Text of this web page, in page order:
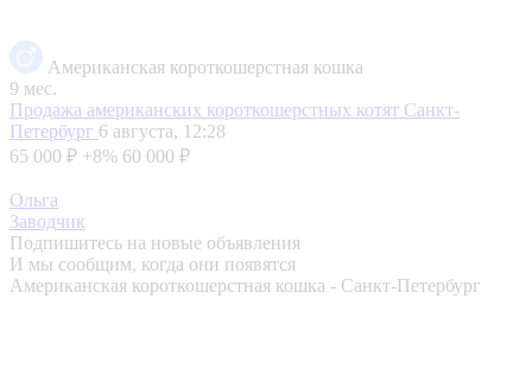
Американская короткошерстная кошка
9 мес.
Продажа американских короткошерстных котят Санкт-
Петербург 6 августа, 12:28
65 000 ₽ +8% 60 000 ₽
Ольга
Заводчик
Подпишитесь на новые объявления
И мы сообщим, когда они появятся
Американская короткошерстная кошка - Санкт-Петербург